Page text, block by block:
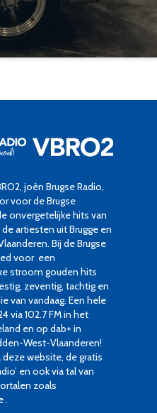
joèn Brugse Radio,
voor de Brugse
onvergetelijke hits van
artiesten uit Brugge en
Bij de Brugse
voor een
stroom gouden hits
zeventig, tachtig en
van vandaag. Een hele
via 102.7 FM in het
en op dab+ in
West-Vlaanderen!
deze website, de gratis
en ook via tal van
zoals
.